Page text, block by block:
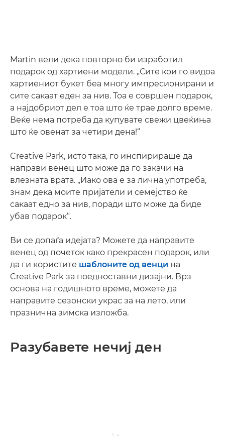
Martin вели дека повторно би изработил
подарок од хартиени модели. „Сите кои го видоа
хартиениот букет беа многу импресионирани и
сите сакаат еден за нив. Тоа е совршен подарок,
а најдобриот дел е тоа што ќе трае долго време.
Веќе нема потреба да купувате свежи цвеќиња
што ќе овенат за четири дена!“
Creative Park, исто така, го инспирираше да
направи венец што може да го закачи на
влезната врата. „Иако ова е за лична употреба,
знам дека моите пријатели и семејство ќе
сакаат едно за нив, поради што може да биде
убав подарок“.
Ви се допаѓа идејата? Можете да направите
венец од почеток како прекрасен подарок, или
да ги користите шаблоните од венци на
Creative Park за поедноставни дизајни. Врз
основа на годишното време, можете да
направите сезонски украс за на лето, или
празнична зимска изложба.
Разубавете нечиј ден